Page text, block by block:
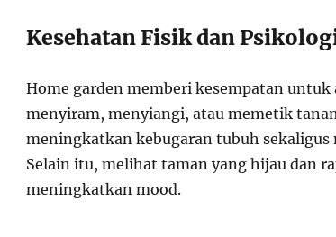
Kesehatan Fisik dan
Home garden memberi kesempatan
menyiram, menyiangi, atau memetik
meningkatkan kebugaran tubuh sekaligus
Selain itu, melihat taman yang hijau dan
meningkatkan mood.